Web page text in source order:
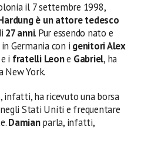
il 7 settembre 1998,
è un attore tedesco
27 anni. Pur essendo nato e
Germania con i genitori Alex
e i fratelli Leone Gabriel, ha
New York.
infatti, ha ricevuto una borsa
Stati Uniti e frequentare
Damianparla, infatti,